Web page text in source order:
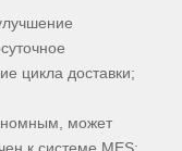
цикла доставки;
может